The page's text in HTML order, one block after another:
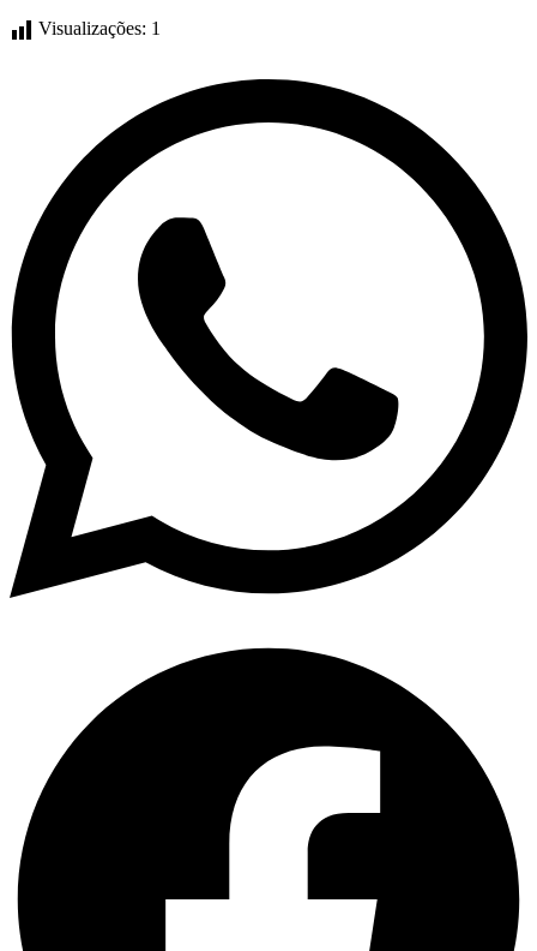
Visualizações: 1